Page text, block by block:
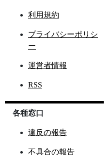
利用規約
プライバシーポリシ
ー
運営者情報
RSS
各種窓口
違反の報告
不具合の報告